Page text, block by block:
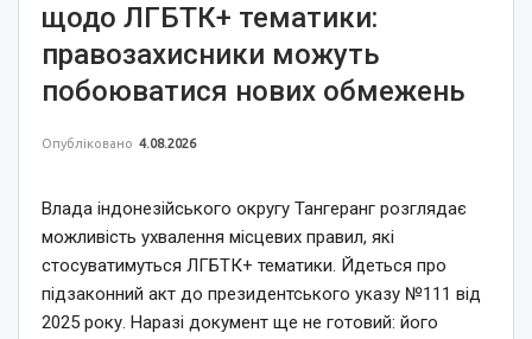
щодо ЛГБТК+ тематики:
правозахисники можуть
побоюватися нових обмежень
Опубліковано 4.08.2026
Влада індонезійського округу Тангеранг розглядає
можливість ухвалення місцевих правил, які
стосуватимуться ЛГБТК+ тематики. Йдеться про
підзаконний акт до президентського указу №111 від
2025 року. Наразі документ ще не готовий: його